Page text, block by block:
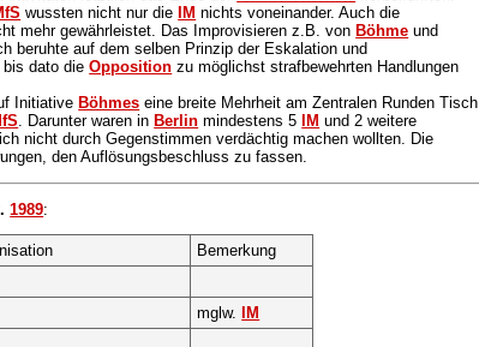
wussten nicht nur die IM nichts voneinander. Auch die
mehr gewährleistet. Das Improvisieren z.B. von Böhme und
beruhte auf dem selben Prinzip der Eskalation und
bis dato dieOpposition zu möglichst strafbewehrten Handlungen
Initiative Böhmes eine breite Mehrheit am Zentralen Runden Tisch
. Darunter waren in Berlin mindestens 5 IM und 2 weitere
nicht durch Gegenstimmen verdächtig machen wollten. Die
den Auflösungsbeschluss zu fassen.
1989:
Bemerkung
mglw.
IM